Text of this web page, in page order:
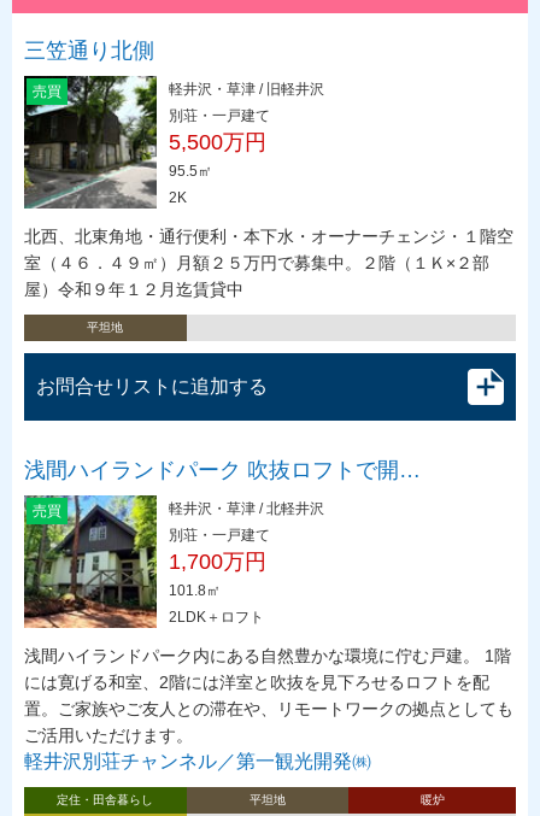
三笠通り北側
売買
軽井沢・草津 / 旧軽井沢
別荘・一戸建て
5,500万円
95.5㎡
2K
北西、北東角地・通行便利・本下水・オーナーチェンジ・１階空
室（４６．４９㎡）月額２５万円で募集中。２階（１Ｋ×２部
屋）令和９年１２月迄賃貸中
平坦地
お問合せリストに追加する
浅間ハイランドパーク 吹抜ロフトで開…
売買
軽井沢・草津 / 北軽井沢
別荘・一戸建て
1,700万円
101.8㎡
2LDK＋ロフト
浅間ハイランドパーク内にある自然豊かな環境に佇む戸建。 1階
には寛げる和室、2階には洋室と吹抜を見下ろせるロフトを配
置。ご家族やご友人との滞在や、リモートワークの拠点としても
ご活用いただけます。
軽井沢別荘チャンネル／第一観光開発㈱
定住・田舎暮らし 平坦地 暖炉